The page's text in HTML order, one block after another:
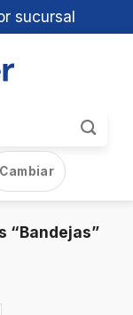
sucursal
Cambiar
“Bandejas”